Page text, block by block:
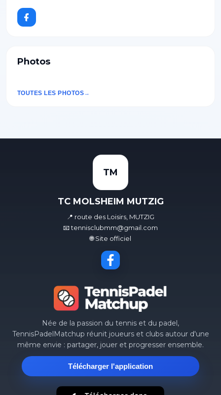
Photos
TOUTES LES PHOTOS
TM
TC MOLSHEIM MUTZIG
📍 route des Loisirs, MUTZIG
📧 tennisclubmm@gmail.com
🌐 Site officiel
Née de la passion du tennis et du padel,
TennisPadelMatchup réunit joueurs et clubs autour d'une
même envie : partager, jouer et progresser ensemble.
Télécharger l'application